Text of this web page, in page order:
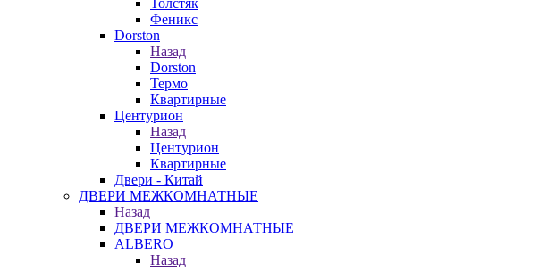
Толстяк
Феникс
Dorston
Назад
Dorston
Термо
Квартирные
Центурион
Назад
Центурион
Квартирные
Двери - Китай
ДВЕРИ МЕЖКОМНАТНЫЕ
Назад
ДВЕРИ МЕЖКОМНАТНЫЕ
ALBERO
Назад